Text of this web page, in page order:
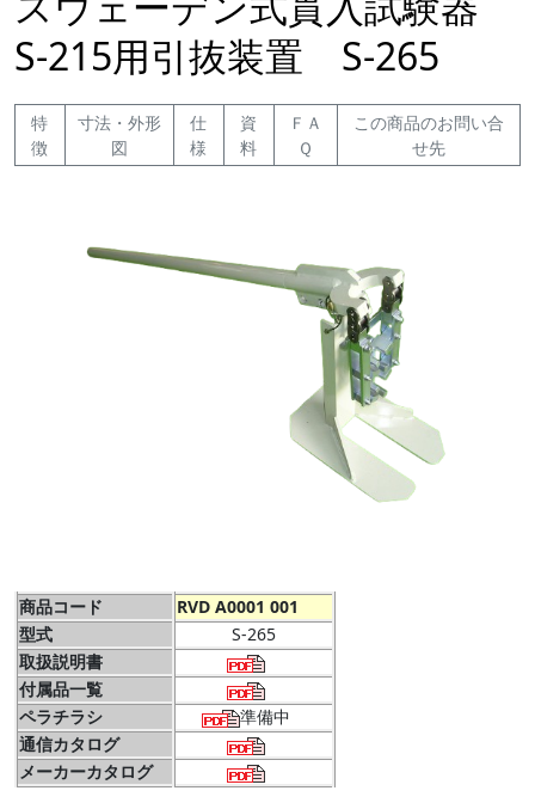
S-215用引抜装置 S-265
特
徴
寸法・外形
図
仕
様
資
料
ＦＡ
Ｑ
この商品のお問い合
せ先
商品コード
RVD A0001 001
型式
S-265
取扱説明書
付属品一覧
ペラチラシ
準備中
通信カタログ
メーカーカタログ